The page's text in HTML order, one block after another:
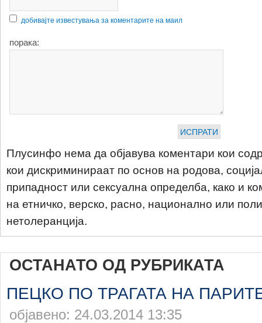
добивајте известувања за коментарите на маил
порака:
Плусинфо нема да објавува коментари кои
кои дискриминираат по основ на родова,
припадност или сексуална определба, како и
на етничко, верско, расно, национално или
нетолеранција.
ОСТАНАТО ОД РУБРИКАТА
ПЕЦКО ПО ТРАГАТА НА
објавено: 24.03.2014 13:35